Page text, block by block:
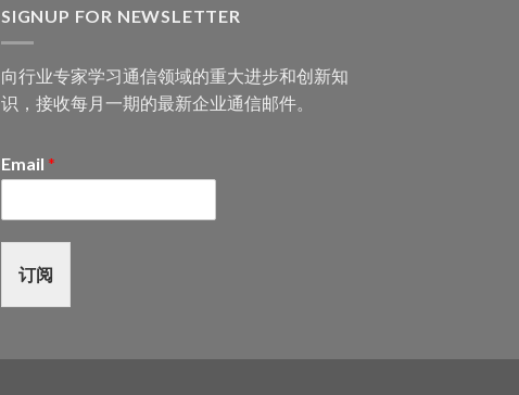
SIGNUP FOR NEWSLETTER
向行业专家学习通信领域的重大进步和创新知
识，接收每月一期的最新企业通信邮件。
Email *
订阅